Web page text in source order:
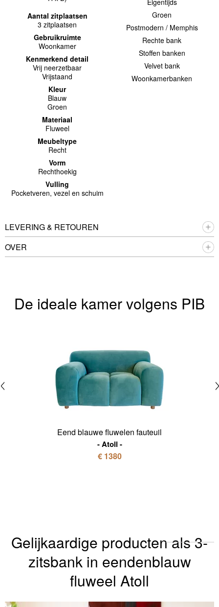
Aantal zitplaatsen
3 zitplaatsen
Gebruikruimte
Woonkamer
Kenmerkend detail
Vrij neerzetbaar
Vrijstaand
Kleur
Blauw
Groen
Materiaal
Fluweel
Meubeltype
Recht
Vorm
Rechthoekig
Vulling
Pocketveren, vezel en schuim
Eigentijds
Groen
Postmodern / Memphis
Rechte bank
Stoffen banken
Velvet bank
Woonkamerbanken
LEVERING & RETOUREN
OVER
De ideale kamer volgens PIB
Eend blauwe fluwelen fauteuil
Atoll
€ 1380
Gelijkaardige producten als 3-
zitsbank in eendenblauw
fluweel Atoll